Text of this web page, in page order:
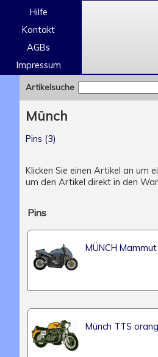
Hilfe
Kontakt
AGBs
Impressum
Artikelsuche
Münch
Pins (3)
Klicken Sie einen Artikel an um
um den Artikel direkt in den
Pins
MÜNCH
Münch TTS